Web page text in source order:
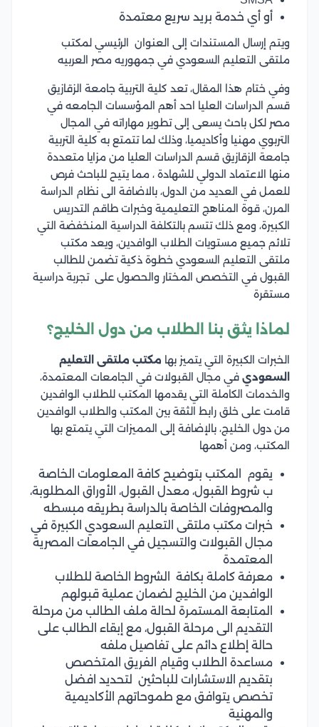
أو أي خدمة بريد سريع معتمدة
ويتم إرسال المستندات إلى العنوان الرئيسي لمكتب
ملتقى التعليم السعودي في جمهوريه مصر العربيه
وفي ختام هذا المقال، تعد كلية التربية جامعة الزقازيق
قسم الدراسات العليا احد أهم المؤسسات الجامعه في
مصر لكل باحث يسعى إلى تطوير مهاراته في المجال
التربوي مهنيا وأكاديميا، وذلك لما تتمتع به كلية التربية
جامعة الزقازيق قسم الدراسات العليا من مزايا متعددة
منها الاعتماد الدولي للشهادة ، مما يتيح للباحث فرص
للعمل في العديد من الدول، بالاضافة الى نظام الدراسة
المرن، قوة المناهج التعليمية وخبرات طاقم التدريس
الكبيرة، ومع ذلك تتسم بالتكلفة الدراسية المنخفضة التي
تلائم جميع مستويات الطلاب الوافدين، ويعد مكتب
ملتقى التعليم السعودي خطوة ذكية تضمن للطالب
القبول في التخصص المختار والحصول على تجربة دراسية
مستقرة
لماذا يثق بنا الطلاب من دول الخليج؟
الخبرات الكبيرة التي يتميز بها مكتب ملتقى التعليم
السعودي في مجال القبولات في الجامعات المعتمدة،
والخدمات الكاملة التي يقدمها المكتب للطلاب الوافدين
قامت على خلق رابط الثقة بين المكتب والطلاب الوافدين
من دول الخليج، بالإضافة إلى المميزات التي يتمتع بها
المكتب، ومن أهمها
يقوم المكتب بتوضيح كافة المعلومات الخاصة
ب شروط القبول، معدل القبول، الأوراق المطلوبة،
والمصروفات الخاصة بالدراسة بطريقه مبسطه
خبرات مكتب ملتقى التعليم السعودي الكبيرة في
مجال القبولات والتسجيل في الجامعات المصرية
المعتمدة
معرفة كاملة بكافة الشروط الخاصة للطلاب
الوافدين من الخليج لضمان عملية قبولهم
المتابعة المستمرة لحالة ملف الطالب من مرحلة
التقديم الى مرحلة القبول، مع إبقاء الطالب على
حالة إطلاع دائم على تفاصيل ملفه
مساعدة الطلاب وقيام الفريق المتخصص
بتقديم الاستشارات للباحثين لتحديد افضل
تخصص يتوافق مع طموحاتهم الأكاديمية
والمهنية